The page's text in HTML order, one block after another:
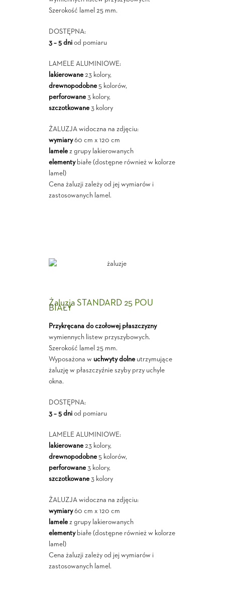
Szerokość lamel 25 mm.
DOSTĘPNA:
3 – 5 dniod pomiaru
LAMELE ALUMINIOWE:
lakierowane23 kolory,
drewnopodobne5 kolorów,
perforowane3 kolory,
szczotkowane3 kolory
ŻALUZJA widoczna na zdjęciu:
wymiary60 cm x 120 cm
lamelez grupy lakierowanych
elementybiałe (dostępne również w kolorze
lamel)
Cena żaluzji zależy od jej wymiarów i
zastosowanych lamel.
Żaluzja STANDARD 25 POU
BIAŁY
Przykręcana do czołowej płaszczyzny
wymiennych listew przyszybowych.
Szerokość lamel 25 mm.
Wyposażona w uchwyty dolneutrzymujące
żaluzję w płaszczyźnie szyby przy uchyle
okna.
DOSTĘPNA:
3 – 5 dniod pomiaru
LAMELE ALUMINIOWE:
lakierowane23 kolory,
drewnopodobne5 kolorów,
perforowane3 kolory,
szczotkowane3 kolory
ŻALUZJA widoczna na zdjęciu:
wymiary60 cm x 120 cm
lamelez grupy lakierowanych
elementybiałe (dostępne również w kolorze
lamel)
Cena żaluzji zależy od jej wymiarów i
zastosowanych lamel.